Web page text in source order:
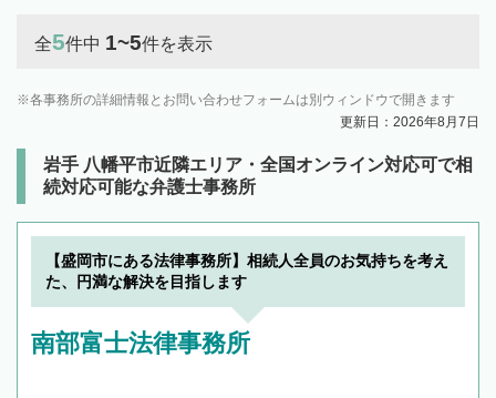
全5件中 1~5件を表示
各事務所の詳細情報とお問い合わせフォームは別ウィンドウで開きます
更新日：2026年8月7日
岩手 八幡平市近隣エリア・全国オンライン対応可で相
続対応可能な弁護士事務所
【盛岡市にある法律事務所】相続人全員のお気持ちを考え
た、円満な解決を目指します
南部富士法律事務所